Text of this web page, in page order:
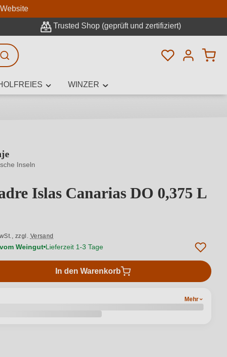
Trusted Shop (geprüft und zertifiziert)
Du hast 0
WINZER
Inseln
Islas Canarias DO 0,375 L
zzgl. Versand
Weingut Lieferzeit 1-3 Tage
In den Warenkorb
Mehr
Erweiterte Suche